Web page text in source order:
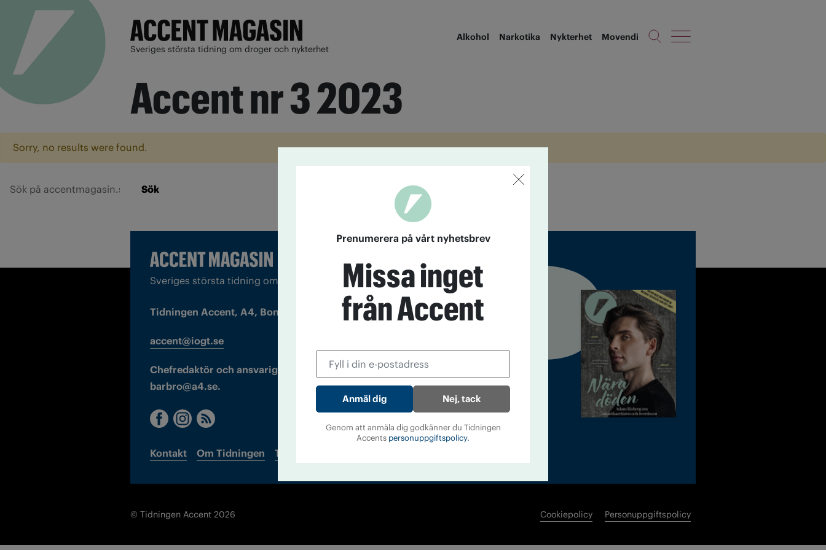
Sveriges största tidning om droger och nykterhet
Alkohol Narkotika Nykterhet Movendi
Accent nr 3 2023
Sorry, no results were found.
Sök
Sveriges största tidning om droger och nykterhet
Tidningen Accent, A4, Bondegatan 21, 116 33 Stockholm
accent@iogt.se
Chefredaktör och ansvarig utgivare: Barbro Janson Lundkvist,
barbro@a4.se.
Kontakt Om Tidningen Tidningsarkiv
© Tidningen Accent 2026 Cookiepolicy Personuppgiftspolicy
Prenumerera på vårt nyhetsbrev
Missa inget
från Accent
Nej, tack
Genom att anmäla dig godkänner du Tidningen
Accents personuppgiftspolicy.